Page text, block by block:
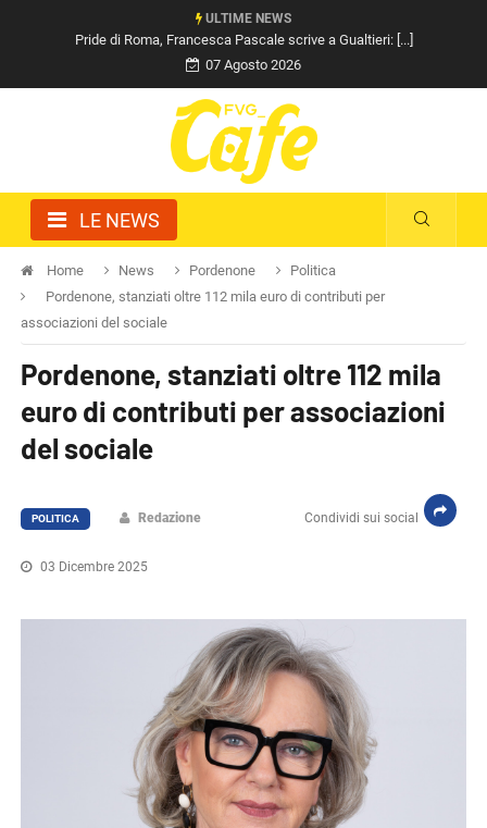
ULTIME NEWS
Pride di Roma, Francesca Pascale scrive a Gualtieri: [...]
07 Agosto 2026
LE NEWS
Home News Pordenone
Politica
Pordenone, stanziati oltre 112 mila euro di contributi per
associazioni del sociale
Pordenone, stanziati oltre 112 mila
euro di contributi per associazioni
del sociale
Condividi sui social
POLITICA Redazione
03 Dicembre 2025